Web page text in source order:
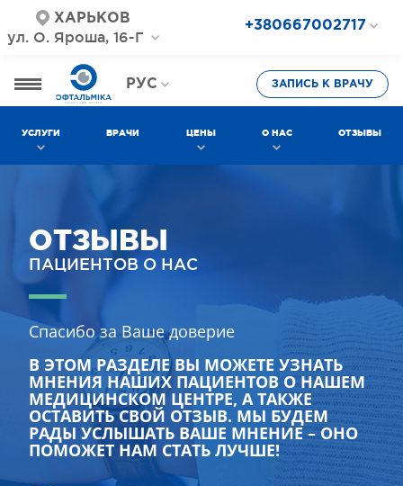
ХАРЬКОВ
ул. О. Яроша, 16-Г
+380667002717
+380577002717
РУС
УКР
ЗАПИСЬ К ВРАЧУ
УСЛУГИ ВРАЧИ ЦЕНЫ О НАС ОТЗЫВЫ
ОТЗЫВЫ
ПАЦИЕНТОВ О НАС
Спасибо за Ваше доверие
В ЭТОМ РАЗДЕЛЕ ВЫ МОЖЕТЕ УЗНАТЬ
МНЕНИЯ НАШИХ ПАЦИЕНТОВ О НАШЕМ
МЕДИЦИНСКОМ ЦЕНТРЕ, А ТАКЖЕ
ОСТАВИТЬ СВОЙ ОТЗЫВ. МЫ БУДЕМ
РАДЫ УСЛЫШАТЬ ВАШЕ МНЕНИЕ – ОНО
ПОМОЖЕТ НАМ СТАТЬ ЛУЧШЕ!